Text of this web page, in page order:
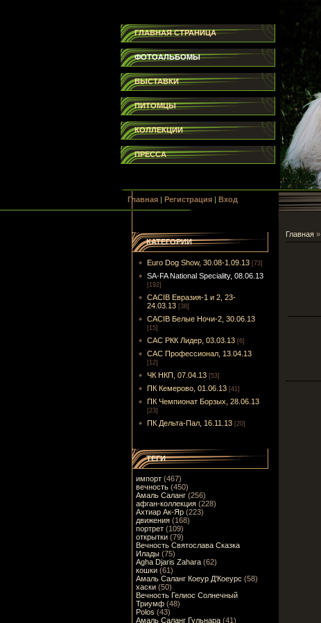
ГЛАВНАЯ СТРАНИЦА
ФОТОАЛЬБОМЫ
ВЫСТАВКИ
ПИТОМЦЫ
КОЛЛЕКЦИИ
ПРЕССА
Главная| Регистрация| Вход
КАТЕГОРИИ
Euro Dog Show, 30.08-1.09.13 [73]
SA-FA National Speciality, 08.06.13
[192]
CACIB Евразия-1 и 2, 23-
24.03.13 [38]
CACIB Белые Ночи-2, 30.06.13
[15]
САС РКК Лидер, 03.03.13 [6]
САС Профессионал, 13.04.13
[12]
ЧК НКП, 07.04.13 [53]
ПК Кемерово, 01.06.13 [41]
ПК Чемпионат Борзых, 28.06.13
[23]
ПК Дельта-Пал, 16.11.13 [20]
ТЕГИ
импорт(467)
вечность(450)
Амаль Саланг(256)
афган-коллекция(228)
Ахтиар Ак-Яр(223)
движения(168)
портрет(109)
открытки(79)
Вечность Святослава Сказка
Илады(75)
Agha Djaris Zahara(62)
кошки(61)
Амаль Саланг Коеур Д'Коеурс (58)
хаски(50)
Вечность Гелиос Солнечный
Триумф(48)
Polos (43)
Амаль Саланг Гульнара(41)
Главная»